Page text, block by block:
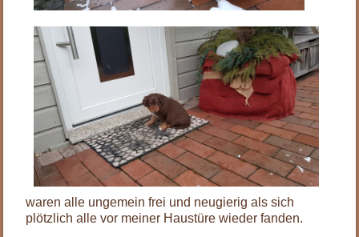
waren alle ungemein frei und neugierig als sich
plötzlich alle vor meiner Haustüre wieder fanden.